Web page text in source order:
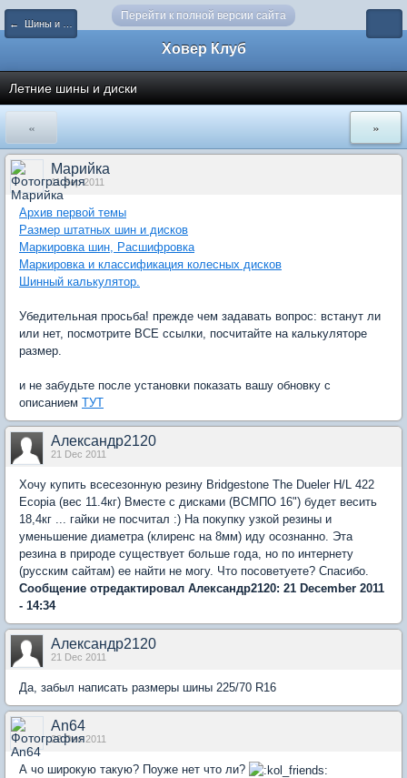
Перейти к полной версии сайта
← Шины и диски
Ховер Клуб
Летние шины и диски
« »
Марийка
11 Sep 2011
Архив первой темы
Размер штатных шин и дисков
Маркировка шин, Расшифровка
Маркировка и классификация колесных дисков
Шинный калькулятор.
Убедительная просьба! прежде чем задавать вопрос: встанут ли
или нет, посмотрите ВСЕ ссылки, посчитайте на калькуляторе
размер.
и не забудьте после установки показать вашу обновку с
описанием ТУТ
Александр2120
21 Dec 2011
Хочу купить всесезонную резину Bridgestone The Dueler H/L 422
Ecopia (вес 11.4кг) Вместе с дисками (ВСМПО 16") будет весить
18,4кг ... гайки не посчитал :) На покупку узкой резины и
уменьшение диаметра (клиренс на 8мм) иду осознанно. Эта
резина в природе существует больше года, но по интернету
(русским сайтам) ее найти не могу. Что посоветуете? Спасибо.
Сообщение отредактировал Александр2120: 21 December 2011
- 14:34
Александр2120
21 Dec 2011
Да, забыл написать размеры шины 225/70 R16
An64
22 Dec 2011
А чо широкую такую? Поуже нет что ли?